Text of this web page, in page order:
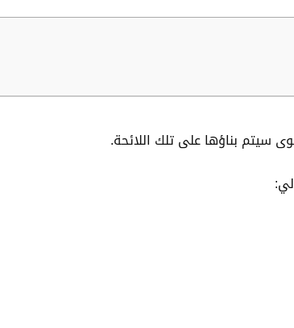
سيتم بناؤها على تلك اللائحة.